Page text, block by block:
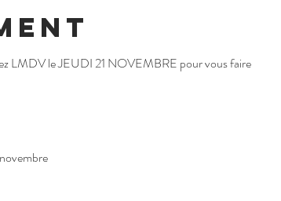
LMDV le JEUDI 21 NOVEMBRE pour vous faire